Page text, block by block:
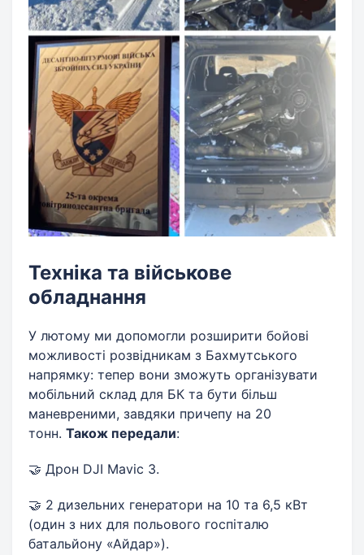
Техніка та військове
обладнання
У лютому ми допомогли розширити бойові
можливості розвідникам з Бахмутського
напрямку: тепер вони зможуть організувати
мобільний склад для БК та бути більш
маневреними, завдяки причепу на 20
тонн. Також передали:
🤝 Дрон DJI Mavic 3.
🤝 2 дизельних генератори на 10 та 6,5 кВт
(один з них для польового госпіталю
батальйону «Айдар»).